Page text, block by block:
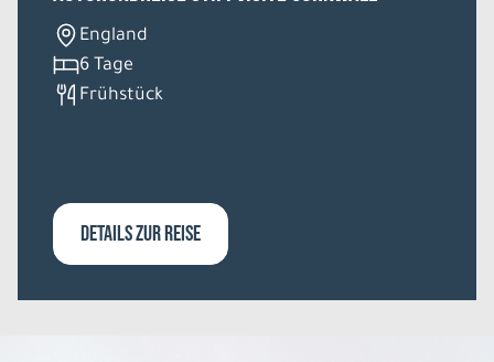
England
6 Tage
Frühstück
DETAILS ZUR REISE